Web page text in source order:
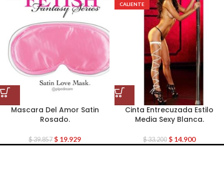
Mascara Del Amor Satin
Rosado.
$39.857 $ 19.929
CALIENTE
Cinta Entrecuzada Estilo
Media Sexy Blanca.
$33.200 $ 14.900